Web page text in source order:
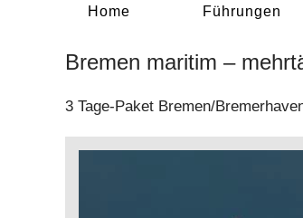
Home Führungen
Bremen maritim –
3 Tage-Paket Bremen/